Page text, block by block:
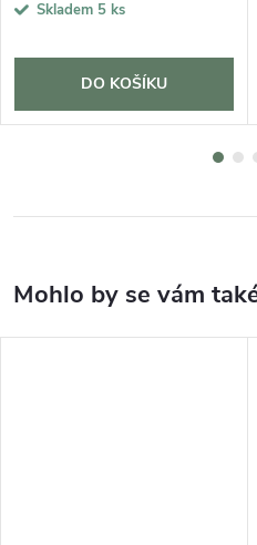
Skladem 5 ks
DO KOŠÍKU